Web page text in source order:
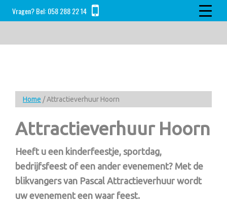
Skip
to
Skip
to
Skip
to
Vragen? Bel:058 288 22 14
Home / Attractieverhuur Hoorn
Attractieverhuur Hoorn
Heeft u een kinderfeestje, sportdag,
bedrijfsfeest of een ander evenement? Met de
blikvangers van Pascal Attractieverhuur wordt
uw evenement een waar feest.